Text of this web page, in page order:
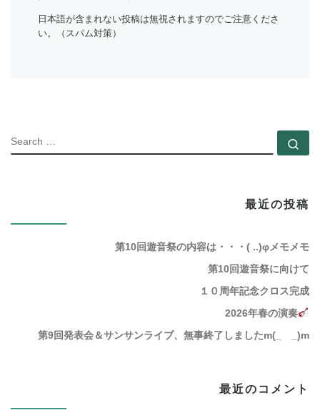
日本語が含まれない投稿は無視されますのでご注意くださ
い。（スパム対策）
最近の投稿
第10回遊音祭の内容は・・・( ..)φメモメモ
第10回遊音祭に向けて
１０周年記念クロス完成
2026年春の演奏
第9回発表会＆サンサンライブ、無事終了しましたm(_ _)m
最近のコメント